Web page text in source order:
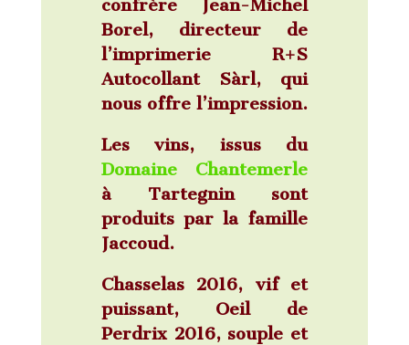
confrère Jean-Michel
Borel, directeur de
l’imprimerie R+S
Autocollant Sàrl, qui
nous offre l’impression.
Les vins, issus du
Domaine Chantemerle
à Tartegnin sont
produits par la famille
Jaccoud.
Chasselas 2016, vif et
puissant, Oeil de
Perdrix 2016, souple et